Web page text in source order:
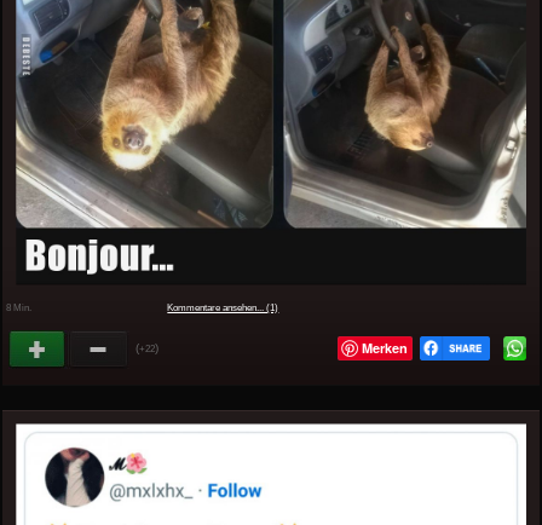
8 Min. Kommentare ansehen... (1)
(+22) Merken